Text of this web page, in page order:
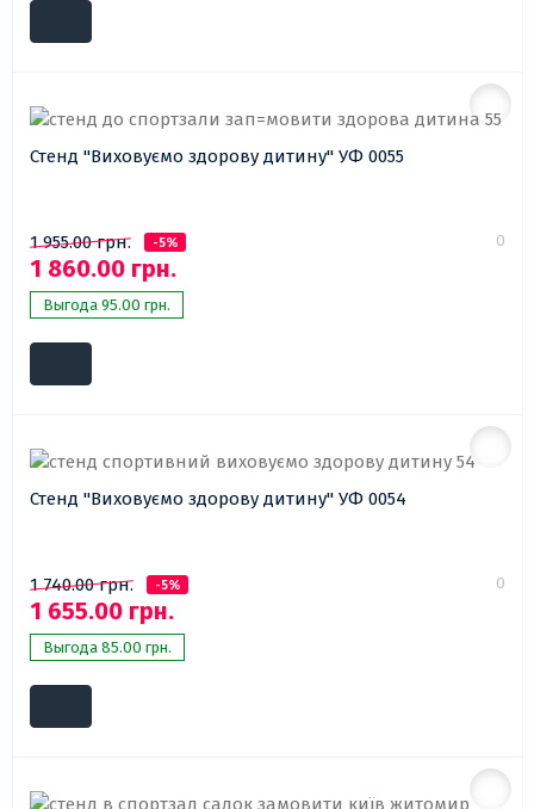
Стенд "Виховуємо здорову дитину" УФ 0055
1 955.00 грн. -5%
1 860.00 грн.
Выгода 95.00 грн.
0
Стенд "Виховуємо здорову дитину" УФ 0054
1 740.00 грн. -5%
1 655.00 грн.
Выгода 85.00 грн.
0